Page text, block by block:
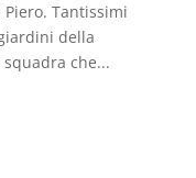
Piero. Tantissimi
della
squadra che...